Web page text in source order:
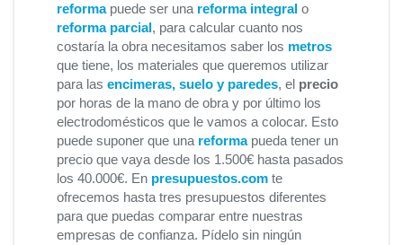
reformapuede ser una reforma integral o
reforma parcial, para calcular cuanto nos
costaría la obra necesitamos saber los metros
que tiene, los materiales que queremos utilizar
para las encimeras, suelo y paredes, el precio
por horas de la mano de obra y por último los
electrodomésticos que le vamos a colocar. Esto
puede suponer que una reformapueda tener un
precio que vaya desde los 1.500€ hasta pasados
los 40.000€. En presupuestos.com te
ofrecemos hasta tres presupuestos diferentes
para que puedas comparar entre nuestras
empresas de confianza. Pídelo sin ningún